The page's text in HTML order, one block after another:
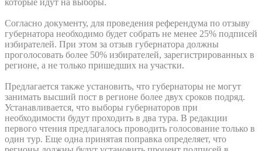
Согласно документу, для проведения референдума по отзыву
губернатора необходимо будет собрать не менее 25% подписей
избирателей. При этом за отзыв губернатора должны
проголосовать более 50% избирателей, зарегистрированных в
регионе, а не только пришедших на участки.
Предлагается также установить, что губернаторы не могут
занимать высший пост в регионе более двух сроков подряд.
Устанавливается, что выборы губернаторов при
необходимости будут проходить в два тура. В редакции
первого чтения предлагалось проводить голосование только в
один тур. Еще одна принятая поправка определяет, что